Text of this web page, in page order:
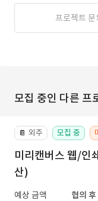
프로젝트 문
모집 중인 다른 프
📔 외주 모집 중
미리캔버스 웹/인
산)
예상 금액
협의